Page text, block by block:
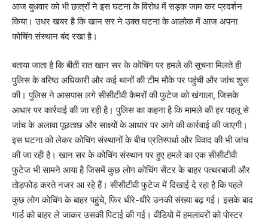
आज बुधवार को भी छात्रों ने इस घटना के विरोध में सड़क जाम कर प्रदर्शन
किया। उधर खबर है कि खान सर ने उक्त घटना के आलोक में आज अपना
कोचिंग संस्थान बंद रखा है।
बताया जाता है कि बीती रात खान सर के कोचिंग पर हमले की सूचना मिलते ही
पुलिस के वरिष्ठ अधिकारी और कई थानों की टीम मौके पर पहुंची और जांच शुरू
की। पुलिस ने आसपास लगे सीसीटीवी कैमरों की फुटेज को खंगाला, जिसके
आधार पर कार्रवाई की जा रही है। पुलिस का कहना है कि मामले की हर पहलू से
जांच के अलावा पूछताछ और साक्ष्यों के आधार पर आगे की कार्रवाई की जाएगी।
इस घटना को लेकर कोचिंग संस्थानों के बीच प्रतिस्पर्धा और विवाद की भी जांच
की जा रही है। खान सर के कोचिंग संस्थान पर हुए हमले का एक सीसीटीवी
फुटेज भी सामने आया है जिसमें कुछ लोग कोचिंग सेंटर के बाहर पत्थरबाजी और
तोड़फोड़ करते नजर आ रहे हैं। सीसीटीवी फुटेज में दिखाई दे रहा है कि पहले
कुछ लोग कोचिंग के बाहर पहुंचे, फिर धीरे-धीरे उनकी संख्या बढ़ गई। इसके बाद
गार्ड को बाहर ले जाकर उसकी पिटाई की गई। वीडियो में हमलावरों को पोस्टर